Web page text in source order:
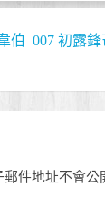
伯 007 初露
件地址不會公